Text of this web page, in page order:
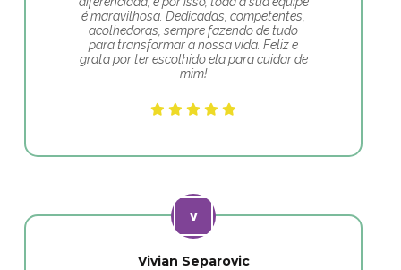
é maravilhosa. Dedicadas, competentes,
acolhedoras, sempre fazendo de tudo
para transformar a nossa vida. Feliz e
grata por ter escolhido ela para cuidar de
mim!
Vivian Separovic